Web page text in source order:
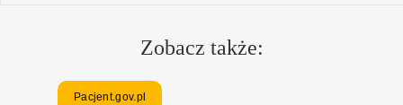
Zobacz także:
Pacjent.gov.pl